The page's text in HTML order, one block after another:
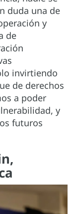
duda una de
y
de
invirtiendo
de derechos
a poder
y
futuros